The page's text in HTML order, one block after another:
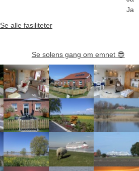
Ja
Se alle fasiliteter
Se solens gang om emnet 😎